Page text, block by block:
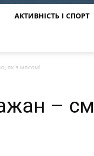
АКТИВНІСТЬ І СПОРТ
як з мясом!
–